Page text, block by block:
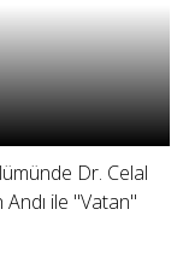
Dr. Celal
ile "Vatan"